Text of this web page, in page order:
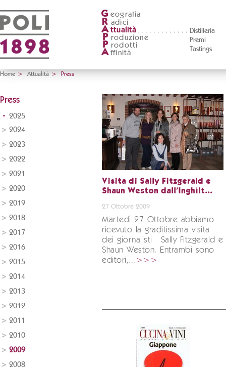
G eografia
R adici
A ttualità
Distilleria
Premi
Tastings
P roduzione
P rodotti
A ffinità
Home > Attualità > Press
Press
2025
2024
2023
2022
2021
2020
2019
2018
2017
2016
2015
2014
2013
2012
2011
2010
2009
2008
Visita di Sally Fitzgerald e
Shaun Weston dall'Inghilt...
27 Ottobre 2009
Martedì 27 Ottobre abbiamo
ricevuto la graditissima visita
dei giornalisti Sally Fitzgerald e
Shaun Weston. Entrambi sono
editori,... >>>